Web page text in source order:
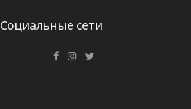
Социальные сети